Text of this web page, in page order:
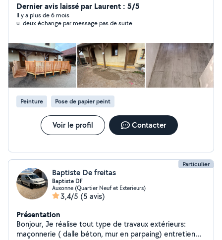
Revêtements de sol Pose de lino,parquet,carrelage
Montage de meubles Création de meubles, dressing,
abris de jardin Entretien & propreté jardin Nettoyage
déménagement Travaux intérieur/extérieur Neuf &
Rénovation N'hésitez pas à me contacter si vous
souhaitez des photos de ce que je fais, ou des
informations complémentaires. Au plaisir.
Dernier avis laissé par Laurent : 5/5
Il y a plus de 6 mois
u. deux échange par message pas de suite
Peinture Pose de papier peint
Voir le profil Contacter
Particulier
Baptiste De freitas
Baptiste DF
Auxonne (Quartier Neuf et Exterieurs)
3,4/5 (5 avis)
Présentation
Bonjour, Je réalise tout type de travaux extérieurs:
maçonnerie ( dalle béton, mur en parpaing) entretien